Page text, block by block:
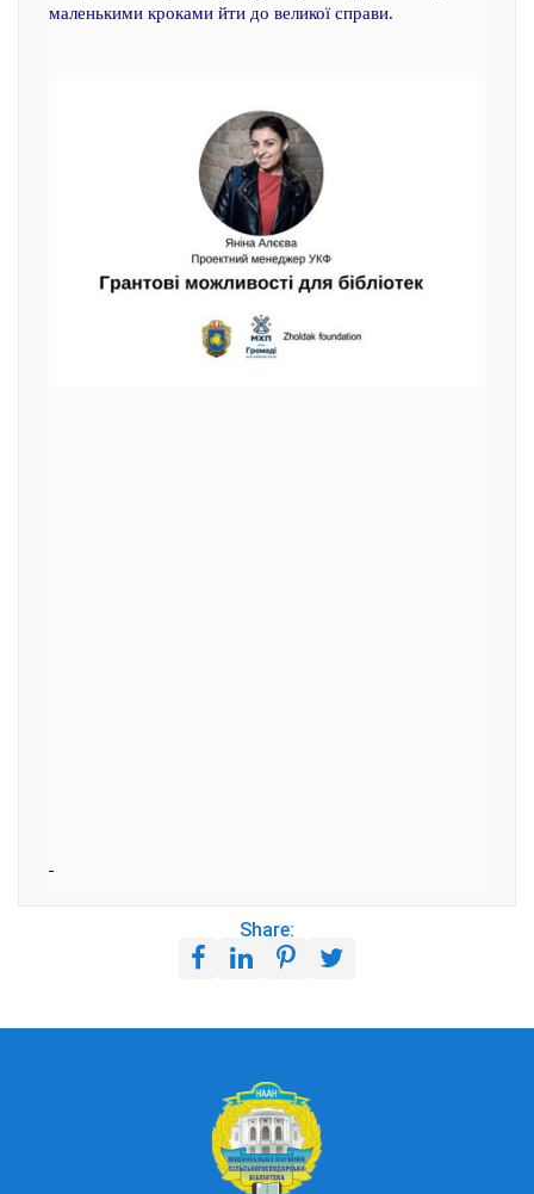
маленькими кроками йти до великої справи.
Share: